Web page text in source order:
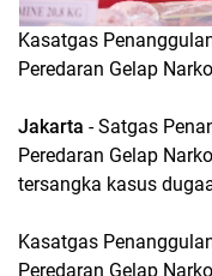
Kasatgas
Peredaran Gelap
Jakarta - Satgas
Peredaran Gelap
tersangka kasus
Kasatgas
Peredaran Gelap